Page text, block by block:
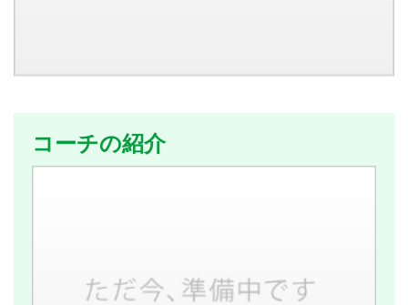
コーチの紹介